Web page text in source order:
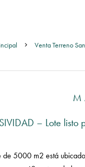
Venta Terreno
– Lote
de 5000 m2 está